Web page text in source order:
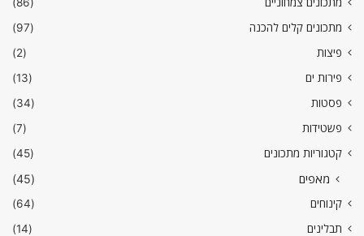
מתכונים קלים להכנה
(97)
פיצות
(2)
פירות ים
(13)
פסטות
(34)
פשטידות
(7)
קטגוריות מתכונים
(45)
מאפים (45)
קינוחים
(64)
תבלינים
(14)